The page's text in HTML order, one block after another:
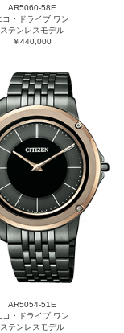
AR5060-58E
コ・ドライブ ワン
ステンレスモデル
￥440,000
AR5054-51E
コ・ドライブ ワン
ステンレスモデル